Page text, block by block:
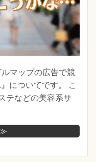
マップの広告で競
についてです。 こ
テなどの美容系サ
≫